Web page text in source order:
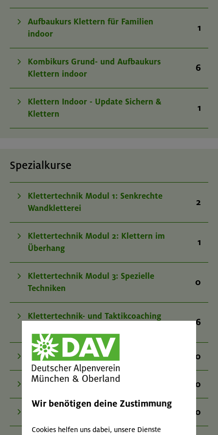
Aufbaukurs Klettern für Familien
indoor
1
Kombikurs Grund- und Aufbaukurs
Klettern indoor
6
Klettern Indoor - Update Sichern &
Klettern
1
Spezialkurse
Klettertechnik Modul 1: Senkrechte
Wandkletterei
2
Klettertechnik Modul 2: Klettern im
Überhang
1
Klettertechnik Modul 3: Spezielle
Techniken
0
Klettertechnik- und Taktikcoaching
6
Individuelles Sicherheitstraining indoor 0
Klettertreff 40
Spezialkurs Sportklettern indoor 0
Wir benötigen deine Zustimmung
Cookies helfen uns dabei, unsere Dienste